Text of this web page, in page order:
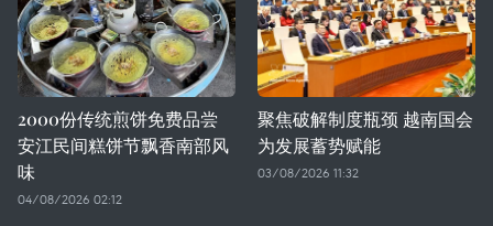
2000份传统煎饼免费品尝
安江民间糕饼节飘香南部风
味
04/08/2026 02:12
聚焦破解制度瓶颈 越南国会
为发展蓄势赋能
03/08/2026 11:32